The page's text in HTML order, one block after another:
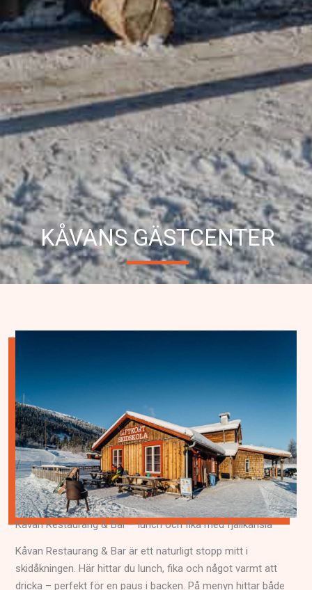
KÅVANS GÄSTCENTER
Kåvan Restaurang & Bar – lunch och fika med fjällkänsla
Kåvan Restaurang & Bar är ett naturligt stopp mitt i
skidåkningen. Här hittar du lunch, fika och något varmt att
dricka – perfekt för en paus i backen. På menyn hittar både